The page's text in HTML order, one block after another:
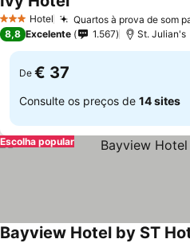
3 EstrelasHotel Quartos à prova de som
Ver preços
8,8 Excelente 1.567 St. Julian's
De € 37
Consulte os preços de 14 sites
Escolha popular
Bayview Hotel by ST